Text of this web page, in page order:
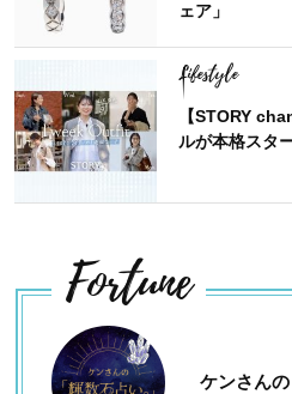
ェア」
Lifestyle
【STORY
ルが本格スタ
Fortune
ケンさんの